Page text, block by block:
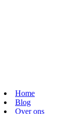
Home
Blog
Over ons